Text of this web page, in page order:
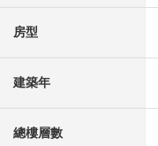
房型
建築年
總樓層數